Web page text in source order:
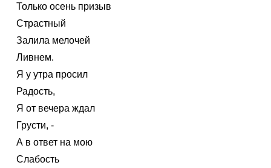
Только осень призыв
Страстный
Залила мелочей
Ливнем.
Я у утра просил
Радость,
Я от вечера ждал
Грусти, -
А в ответ на мою
Слабость